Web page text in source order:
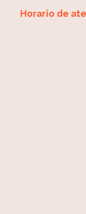
Horario de